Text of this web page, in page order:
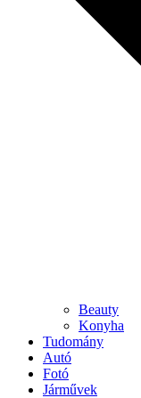
Beauty
Konyha
Tudomány
Autó
Fotó
Járművek